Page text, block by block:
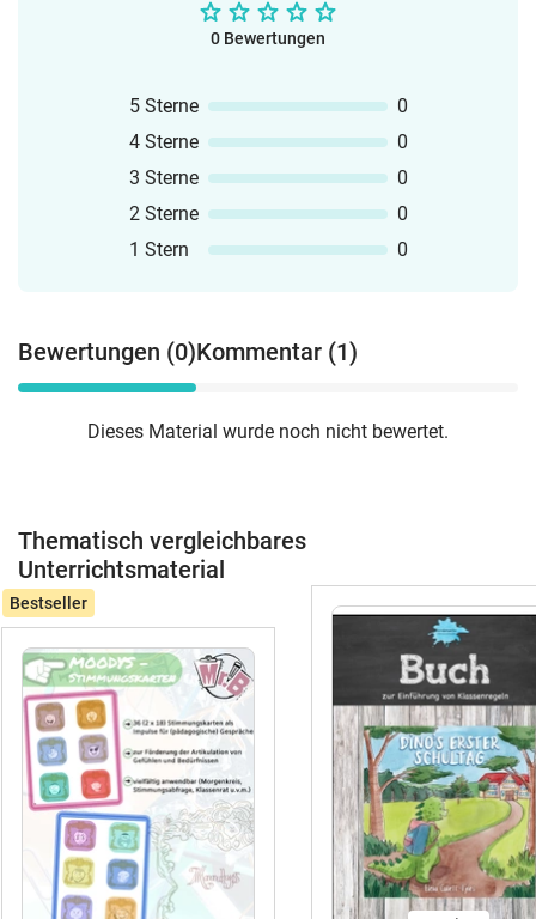
0 Bewertungen
5 Sterne
0
4 Sterne
0
3 Sterne
0
2 Sterne
0
1 Stern
0
Bewertungen (0)Kommentar (1)
Dieses Material wurde noch nicht bewertet.
Thematisch vergleichbares
Unterrichtsmaterial
Bestseller